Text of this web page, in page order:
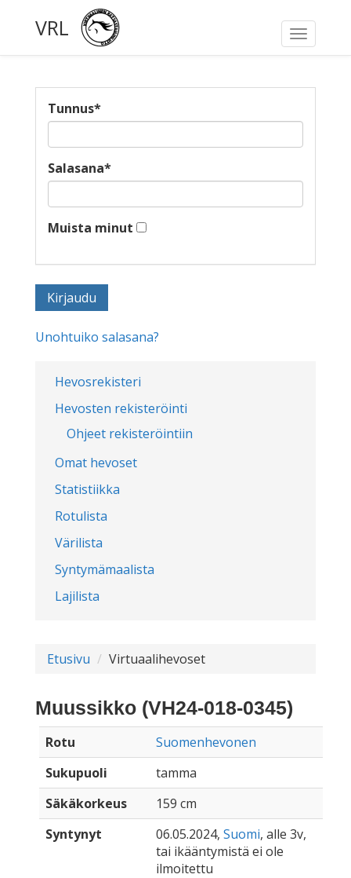
Toggle
VRL
Hevosrekisteri
Hevosten rekisteröinti
Ohjeet rekisteröintiin
Omat hevoset
Statistiikka
Rotulista
Värilista
Syntymämaalista
Lajilista
Tunnus*
Salasana*
Muista minut
Unohtuiko salasana?
Etusivu Virtuaalihevoset
Muussikko (VH24-018-0345)
Rotu
Suomenhevonen
Sukupuoli
tamma
Säkäkorkeus
159 cm
Syntynyt
06.05.2024, Suomi, alle 3v,
tai ikääntymistä ei ole
ilmoitettu